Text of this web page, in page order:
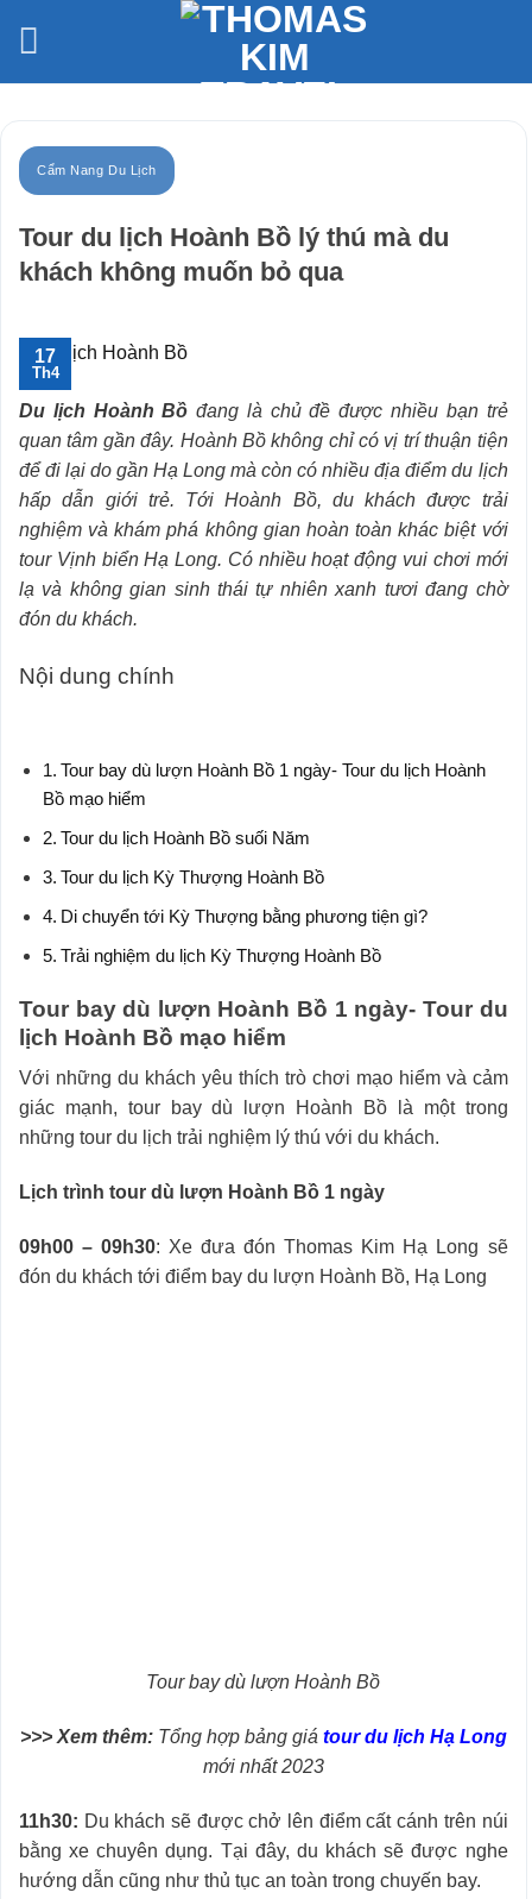
Cẩm Nang Du Lịch
Tour du lịch Hoành Bồ lý thú mà du
khách không muốn bỏ qua
17
Th4
Du lịch Hoành Bồđang là chủ đề được nhiều bạn trẻ
quan tâm gần đây. Hoành Bồ không chỉ có vị trí thuận tiện
để đi lại do gần Hạ Long mà còn có nhiều địa điểm du lịch
hấp dẫn giới trẻ. Tới Hoành Bồ, du khách được trải
nghiệm và khám phá không gian hoàn toàn khác biệt với
tour Vịnh biển Hạ Long. Có nhiều hoạt động vui chơi mới
lạ và không gian sinh thái tự nhiên xanh tươi đang chờ
đón du khách.
Nội dung chính
Tour bay dù lượn Hoành Bồ 1 ngày- Tour du lịch Hoành
Bồ mạo hiểm
Tour du lịch Hoành Bồ suối Năm
Tour du lịch Kỳ Thượng Hoành Bồ
Di chuyển tới Kỳ Thượng bằng phương tiện gì?
Trải nghiệm du lịch Kỳ Thượng Hoành Bồ
Tour bay dù lượn Hoành Bồ 1 ngày- Tour du
lịch Hoành Bồ mạo hiểm
Với những du khách yêu thích trò chơi mạo hiểm và cảm
giác mạnh, tour bay dù lượn Hoành Bồ là một trong
những tour du lịch trải nghiệm lý thú với du khách.
Lịch trình tour dù lượn Hoành Bồ 1 ngày
09h00 – 09h30: Xe đưa đón Thomas Kim Hạ Long sẽ
đón du khách tới điểm bay du lượn Hoành Bồ, Hạ Long
Tour bay dù lượn Hoành Bồ
>>> Xem thêm:Tổng hợp bảng giá tour du lịch Hạ Long
mới nhất 2023
11h30: Du khách sẽ được chở lên điểm cất cánh trên núi
bằng xe chuyên dụng. Tại đây, du khách sẽ được nghe
hướng dẫn cũng như thủ tục an toàn trong chuyến bay.